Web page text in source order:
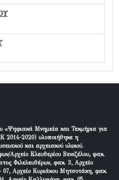
«Ψηφιακά Μνημεία και Τεκμήρια για
2014-2020) υλοποιήθηκε η
και αρχειακού υλικού.
Αρχείο Ελευθερίου Βενιζέλου, φακ.
Φιλελευθέρων, φακ. 3, Αρχείο
Αρχείο Κυριάκου Μητσοτάκη, φακ.